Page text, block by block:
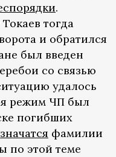
.
тогда
и обратился
был введен
со связью
удалось
режим ЧП был
погибших
значатся фамилии
по этой теме